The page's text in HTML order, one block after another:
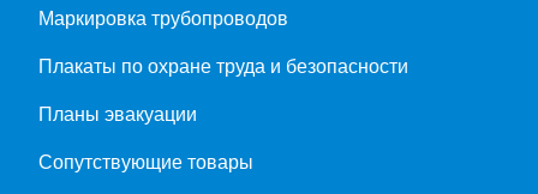
Маркировка трубопроводов
Плакаты по охране труда и безопасности
Планы эвакуации
Сопутствующие товары